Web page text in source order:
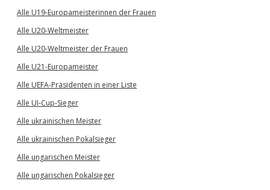
Alle U19-Europameisterinnen der Frauen
Alle U20-Weltmeister
Alle U20-Weltmeister der Frauen
Alle U21-Europameister
Alle UEFA-Präsidenten in einer Liste
Alle UI-Cup-Sieger
Alle ukrainischen Meister
Alle ukrainischen Pokalsieger
Alle ungarischen Meister
Alle ungarischen Pokalsieger